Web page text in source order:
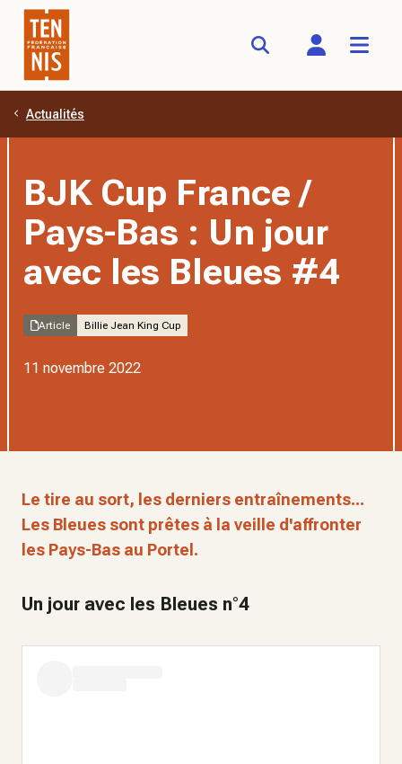
Aller au contenu principal
Actualités
BJK Cup France /
Pays-Bas : Un jour
avec les Bleues #4
Article Billie Jean King Cup
11 novembre 2022
Le tire au sort, les derniers entraînements...
Les Bleues sont prêtes à la veille d'affronter
les Pays-Bas au Portel.
Un jour avec les Bleues n°4